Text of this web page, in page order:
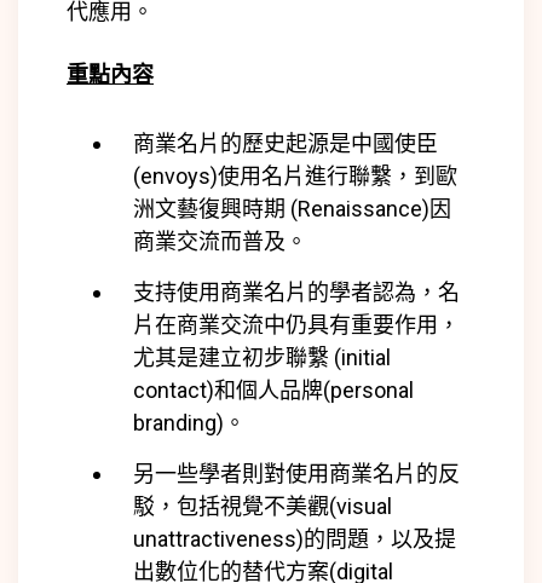
代應用。
重點內容
商業名片的歷史起源是中國使臣
(envoys)使用名片進行聯繫，到歐
洲文藝復興時期 (Renaissance)因
商業交流而普及。
支持使用商業名片的學者認為，名
片在商業交流中仍具有重要作用，
尤其是建立初步聯繫 (initial
contact)和個人品牌(personal
branding) 。
另一些學者則對使用商業名片的反
駁，包括視覺不美觀(visual
unattractiveness)的問題，以及提
出數位化的替代方案(digital